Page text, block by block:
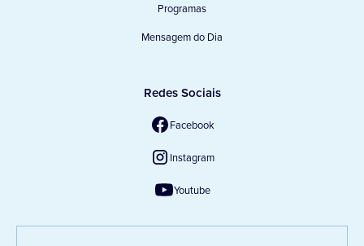
Programas
Mensagem do Dia
Redes Sociais
Facebook
Instagram
Youtube